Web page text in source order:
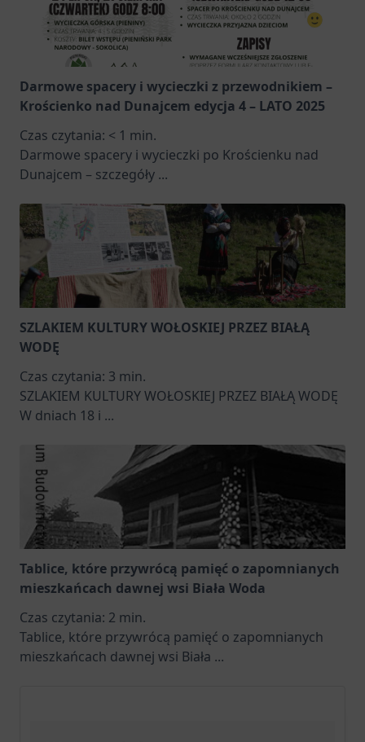
Darmowe spacery i wycieczki z przewodnikiem –
Krościenko nad Dunajcem edycja 4 – LATO 2025
Czas czytania: < 1 min.
Darmowe spacery i wycieczki po Krościenku nad
Dunajcem – szczegóły ...
SZLAKIEM KULTURY WOŁOSKIEJ PRZEZ BIAŁĄ
WODĘ
Czas czytania: 3 min.
SZLAKIEM KULTURY WOŁOSKIEJ PRZEZ BIAŁĄ WODĘ
W dniach 18 i ...
Tablice, które przywrócą pamięć o zapomnianych
mieszkańcach dawnej wsi Biała Woda
Czas czytania: 2 min.
Tablice, które przywrócą pamięć o zapomnianych
mieszkańcach dawnej wsi Biała ...